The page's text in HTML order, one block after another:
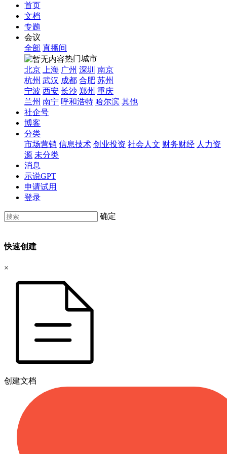
首页
文档
专题
会议
全部 直播间
热门城市
北京
上海 广州 深圳 南京
杭州 武汉 成都 合肥 苏州
宁波 西安 长沙 郑州 重庆
兰州 南宁 呼和浩特 哈尔滨 其他
社企号
博客
分类
市场营销 信息技术 创业投资 社会人文 财务财经 人力资
源 未分类
消息
示说GPT
申请试用
登录
确定
快速创建
×
创建文档